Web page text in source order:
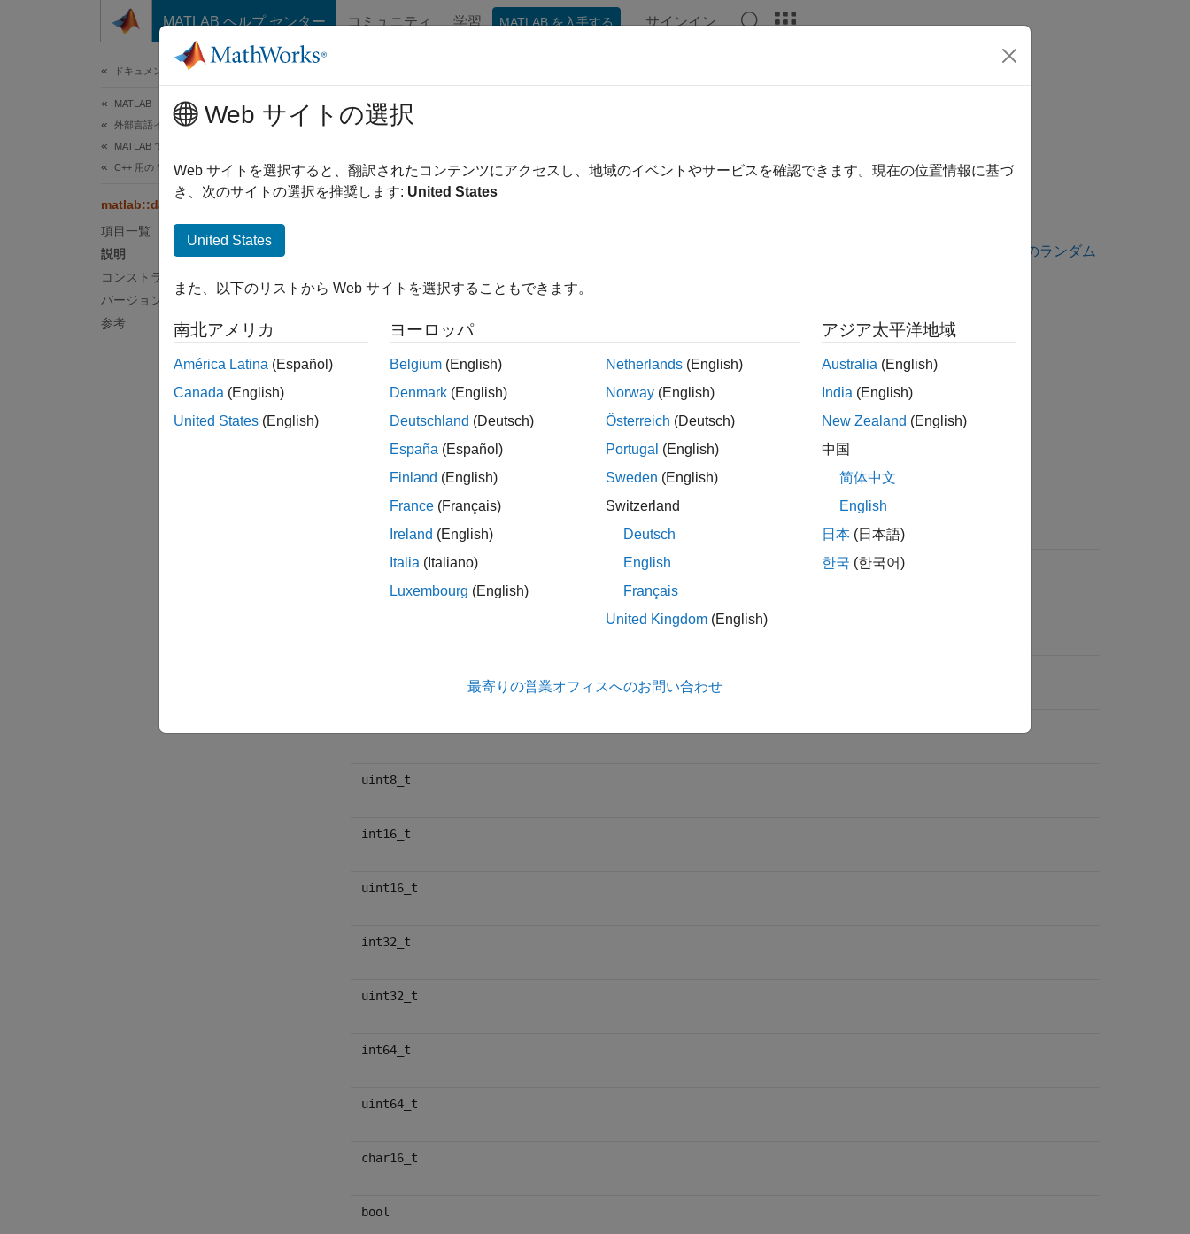
コンテンツへスキップ
MATLAB ヘルプ センター コミュニティ 学習 MATLAB を入手する サインイン
ドキュメンテーションのホーム
MATLAB
外部言語インターフェイス
MATLAB での C++
C++ 用の MATLAB データ API
matlab::data::RowMajorIterator<T>
項目一覧
説明
コンストラクター
バージョン履歴
参考
matlab::data::RowMajorIterator<T>
行優先のランダム アクセス反復子を提供する、テンプレート化された C++ クラス
R2022a 以降
MATLAB データ API のランダム
テンプレート パラメーター
参照先の要素の型。
uint8_t
int16_t
uint16_t
int32_t
uint32_t
int64_t
uint64_t
char16_t
bool
Web サイトの選択
Web サイトを選択すると、翻訳されたコンテンツにアクセスし、地域のイベントやサービスを確認できます。現在の位置情報に基づ
き、次のサイトの選択を推奨します: United States
United States
また、以下のリストから Web サイトを選択することもできます。
南北アメリカ
América Latina (Español)
Canada (English)
United States (English)
ヨーロッパ
Belgium (English)
Denmark (English)
Deutschland (Deutsch)
España (Español)
Finland (English)
France (Français)
Ireland (English)
Italia (Italiano)
Luxembourg (English)
Netherlands (English)
Norway (English)
Österreich (Deutsch)
Portugal (English)
Sweden (English)
Switzerland
Deutsch
English
Français
United Kingdom (English)
アジア太平洋地域
Australia (English)
India (English)
New Zealand (English)
中国
简体中文
English
日本 (日本語)
한국 (한국어)
最寄りの営業オフィスへのお問い合わせ